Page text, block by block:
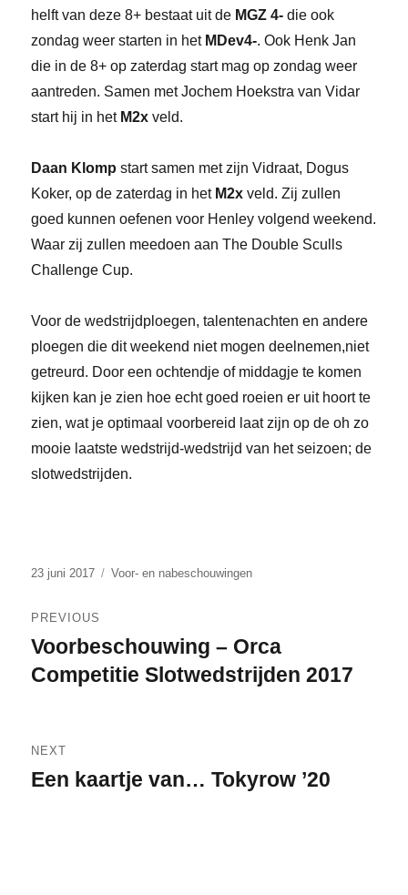
helft van deze 8+ bestaat uit de MGZ 4-die ook
zondag weer starten in het MDev4-. Ook Henk Jan
die in de 8+ op zaterdag start mag op zondag weer
aantreden. Samen met Jochem Hoekstra van Vidar
start hij in het M2xveld.
Daan Klomp start samen met zijn Vidraat, Dogus
Koker, op de zaterdag in het M2xveld. Zij zullen
goed kunnen oefenen voor Henley volgend weekend.
Waar zij zullen meedoen aan The Double Sculls
Challenge Cup.
Voor de wedstrijdploegen, talentenachten en andere
ploegen die dit weekend niet mogen deelnemen,niet
getreurd. Door een ochtendje of middagje te komen
kijken kan je zien hoe echt goed roeien er uit hoort te
zien, wat je optimaal voorbereid laat zijn op de oh zo
mooie laatste wedstrijd-wedstrijd van het seizoen; de
slotwedstrijden.
Posted
23 juni 2017 Categories
Voor- en nabeschouwingen
navigatie
PREVIOUS
Previous
post:
Voorbeschouwing – Orca
Competitie Slotwedstrijden 2017
NEXT
Next
Een kaartje van… Tokyrow ’20